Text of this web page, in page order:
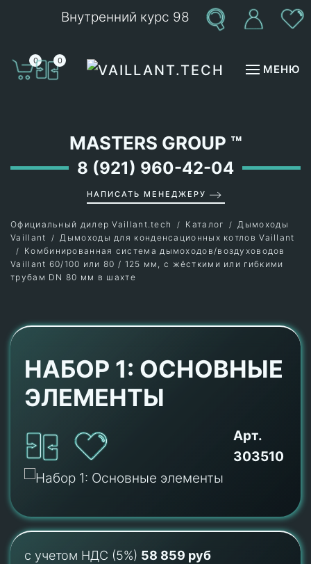
Внутренний курс 98
0 0
МЕНЮ
MASTERS GROUP ™
8 (921) 960-42-04
НАПИСАТЬ МЕНЕДЖЕРУ
Официальный дилер Vaillant.tech Каталог
Дымоходы
Vaillant
Дымоходы для конденсационных котлов Vaillant
Комбинированная система дымоходов/воздуховодов
Vaillant 60/100 или 80 / 125 мм, с жёсткими или гибкими
трубам DN 80 мм в шахте
НАБОР 1: ОСНОВНЫЕ
ЭЛЕМЕНТЫ
Арт.
303510
с учетом НДС (5%) 58 859 руб